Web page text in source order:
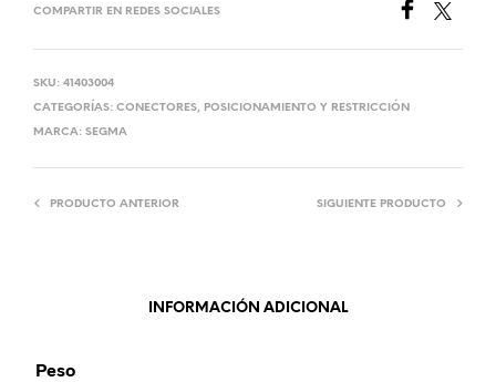
COMPARTIR EN REDES SOCIALES
SKU: 41403004
CATEGORÍAS: CONECTORES, POSICIONAMIENTO Y RESTRICCIÓN
MARCA: SEGMA
PRODUCTO ANTERIOR SIGUIENTE PRODUCTO
INFORMACIÓN ADICIONAL
Peso